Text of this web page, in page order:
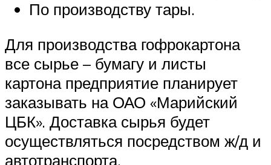
По производству тары.
Для производства гофрокартона
все сырье – бумагу и листы
картона предприятие планирует
заказывать на ОАО «Марийский
ЦБК». Доставка сырья будет
осуществляться посредством ж/д и
автотранспорта.